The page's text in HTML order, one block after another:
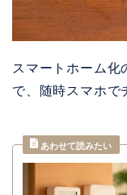
スマートホーム化
で、随時スマホで